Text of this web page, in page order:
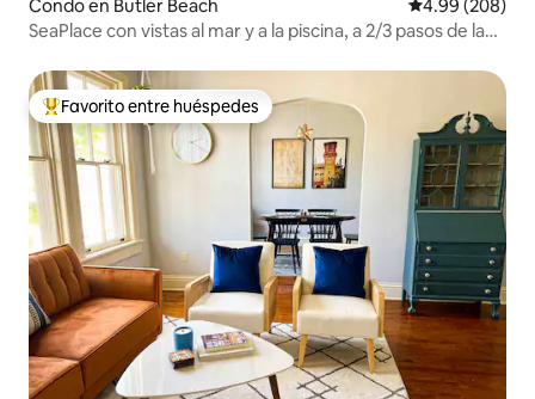
Condo en Butler Beach Calificación
4.99 (208)
SeaPlace con vistas al mar y a la piscina, a 2/3 pasos de la
Favorito entre huéspedes preferido
Favorito entre huéspedes